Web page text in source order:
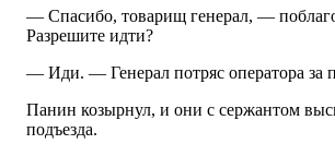
— Спасибо, товарищ генерал, —
Разрешите идти?
— Иди. — Генерал потряс оператора
Панин козырнул, и они с сержантом
подъезда.